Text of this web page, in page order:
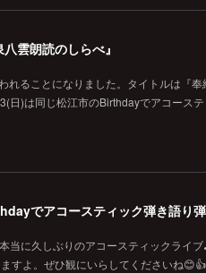
雲朗読のしらべ』
ることになりました。タイトルは『
日)は同じ松江市のBirthdayでアコース
でアコースティック弾き語り
当に久しぶりのアコースティックライ
すよ。ぜひ観にいらしてくださいね